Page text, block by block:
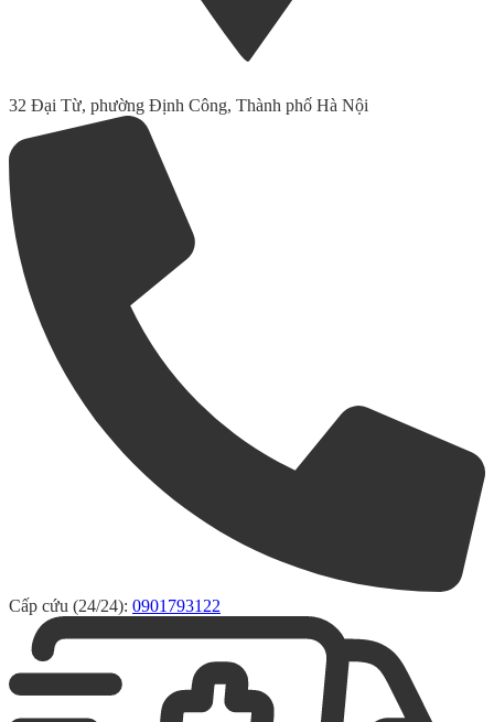
32 Đại Từ, phường Định Công, Thành phố Hà Nội
Cấp cứu (24/24): 0901793122